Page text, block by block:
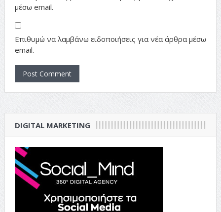
μέσω email.
Επιθυμώ να λαμβάνω ειδοποιήσεις για νέα άρθρα μέσω
email.
DIGITAL MARKETING